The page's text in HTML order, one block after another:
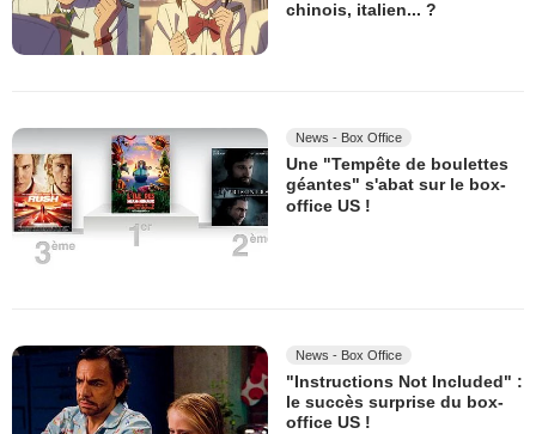
chinois, italien... ?
News - Box Office
Une "Tempête de boulettes
géantes" s'abat sur le box-
office US !
News - Box Office
"Instructions Not Included" :
le succès surprise du box-
office US !